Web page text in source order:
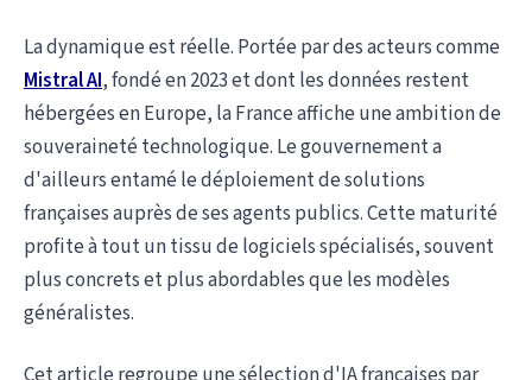
La dynamique est réelle. Portée par des acteurs comme
Mistral AI, fondé en 2023 et dont les données restent
hébergées en Europe, la France affiche une ambition de
souveraineté technologique. Le gouvernement a
d'ailleurs entamé le déploiement de solutions
françaises auprès de ses agents publics. Cette maturité
profite à tout un tissu de logiciels spécialisés, souvent
plus concrets et plus abordables que les modèles
généralistes.